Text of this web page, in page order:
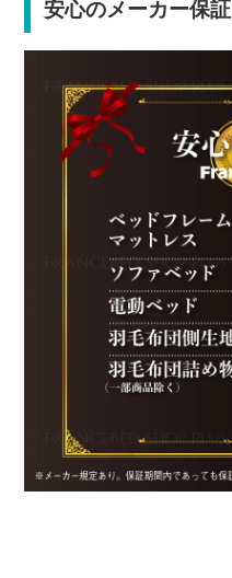
安心のメーカー保証